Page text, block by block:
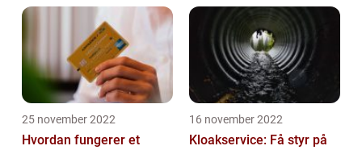
25 november 2022
Hvordan fungerer et
16 november 2022
Kloakservice: Få styr på